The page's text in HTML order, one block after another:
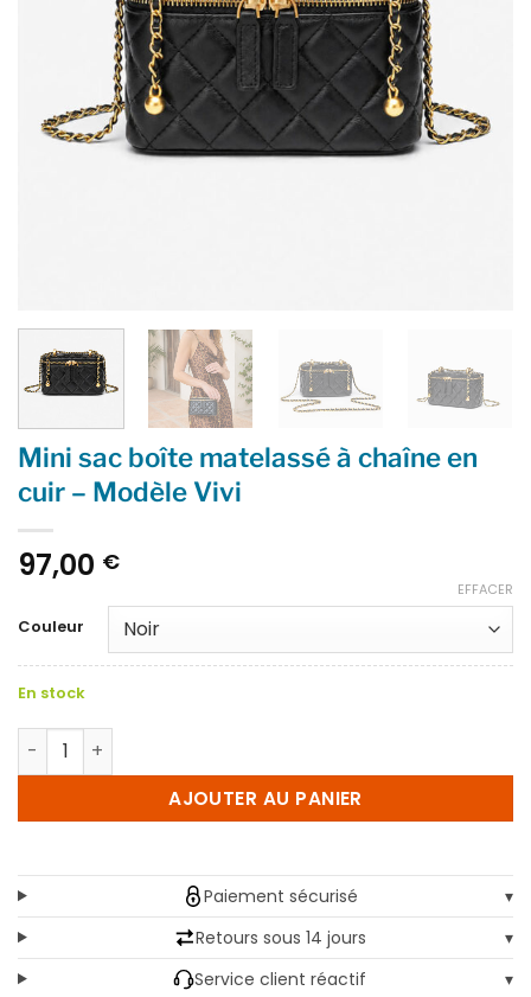
Mini sac boîte matelassé à chaîne en
cuir – Modèle Vivi
97,00 €
Couleur
EFFACER
En stock
quantité de Mini sac boîte matelassé à chaîne en cuir -
AJOUTER AU PANIER
Paiement sécurisé
▾
Retours sous 14 jours
▾
Service client réactif
▾